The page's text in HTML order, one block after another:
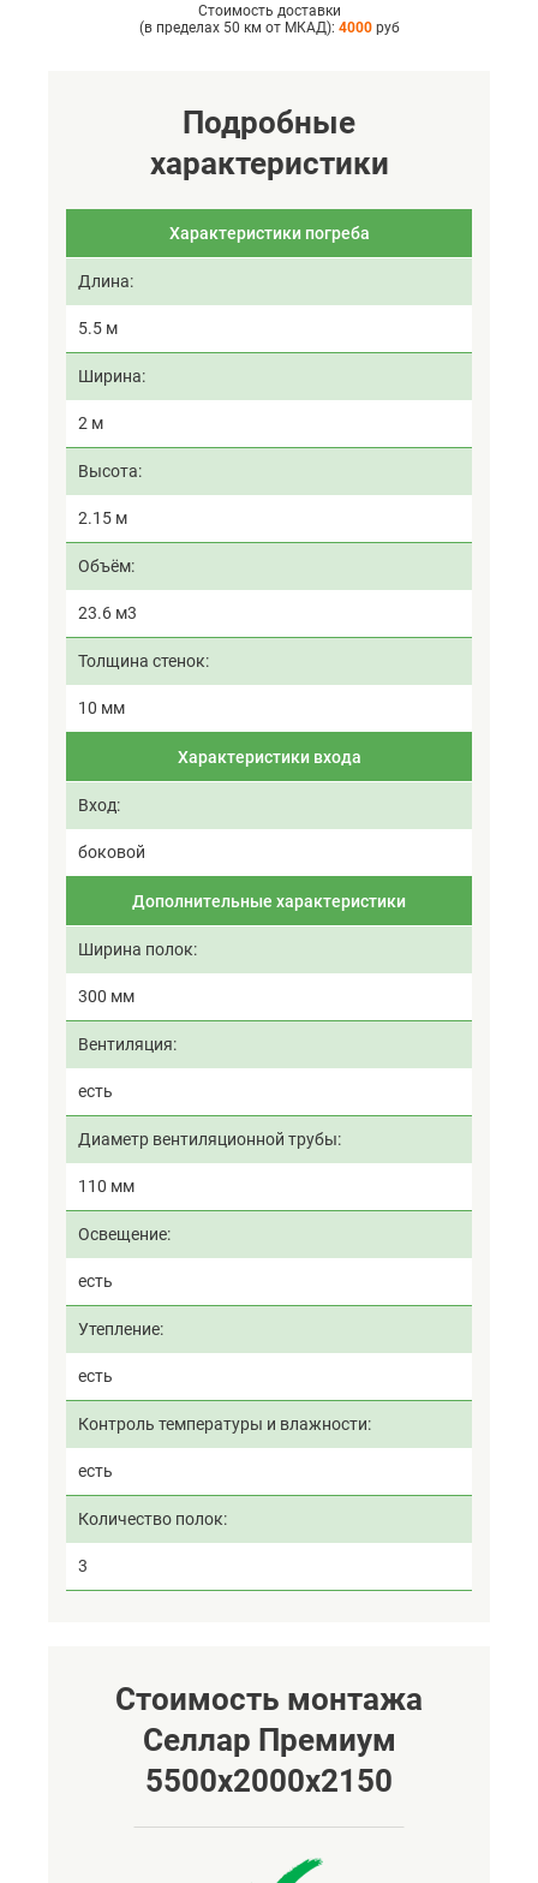
Стоимость доставки
(в пределах 50 км от МКАД): 4000руб
Подробные
характеристики
Характеристики погреба
Длина
5.5 м
Ширина
2 м
Высота
2.15 м
Объём
23.6 м3
Толщина стенок
10 мм
Характеристики входа
Вход
боковой
Дополнительные характеристики
Ширина полок
300 мм
Вентиляция
есть
Диаметр вентиляционной трубы
110 мм
Освещение
есть
Утепление
есть
Контроль температуры и влажности
есть
Количество полок
3
Стоимость монтажа
Селлар Премиум
5500х2000х2150